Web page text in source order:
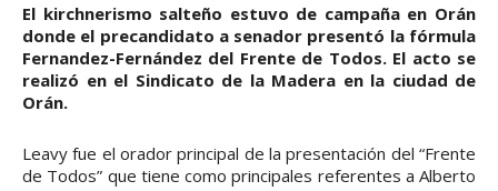
El kirchnerismo salteño estuvo de campaña en Orán
donde el precandidato a senador presentó la fórmula
Fernandez-Fernández del Frente de Todos. El acto se
realizó en el Sindicato de la Madera en la ciudad de
Orán.
Leavy fue el orador principal de la presentación del “Frente
de Todos” que tiene como principales referentes a Alberto